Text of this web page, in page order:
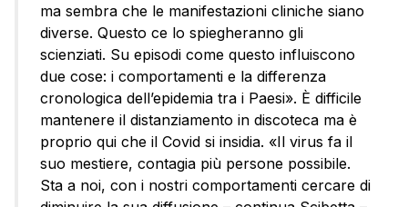
ma sembra che le manifestazioni cliniche siano
diverse. Questo ce lo spiegheranno gli
scienziati. Su episodi come questo influiscono
due cose: i comportamenti e la differenza
cronologica dell’epidemia tra i Paesi». È difficile
mantenere il distanziamento in discoteca ma è
proprio qui che il Covid si insidia. «Il virus fa il
suo mestiere, contagia più persone possibile.
Sta a noi, con i nostri comportamenti cercare di